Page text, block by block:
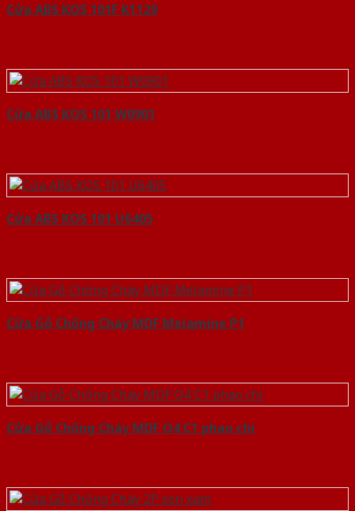
Cửa ABS KOS 101F K1129
Cửa ABS KOS 101 W0901
Cửa ABS KOS 101 U6405
Cửa Gỗ Chống Cháy MDF Melamine P1
Cửa Gỗ Chống Cháy MDF O4 C1 phao chi